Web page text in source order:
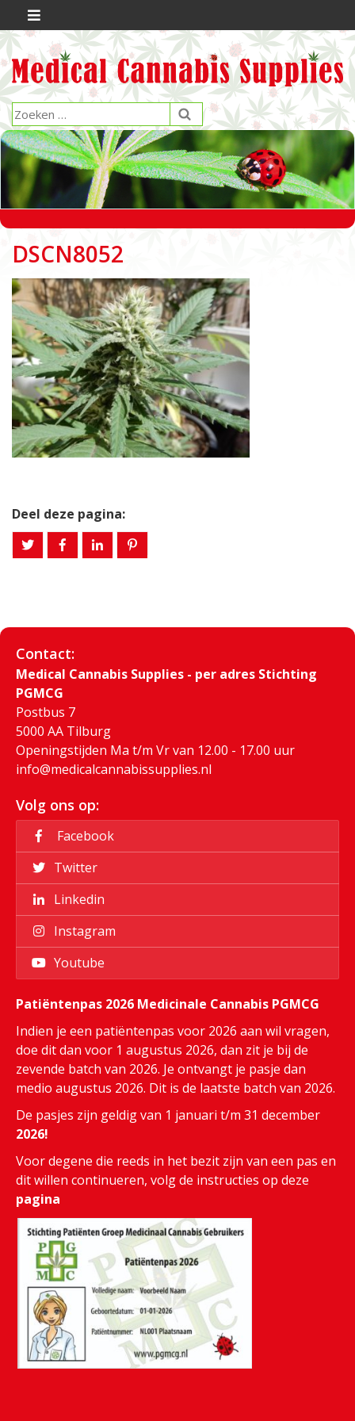
DSCN8052
Deel deze pagina:
Contact:
Medical Cannabis Supplies - per adres Stichting
PGMCG
Postbus 7
5000 AA Tilburg
Openingstijden Ma t/m Vr van 12.00 - 17.00 uur
info@medicalcannabissupplies.nl
Volg ons op:
Facebook
Twitter
Linkedin
Instagram
Youtube
Patiëntenpas 2026 Medicinale Cannabis PGMCG
Indien je een patiëntenpas voor 2026 aan wil vragen,
doe dit dan voor 1 augustus 2026, dan zit je bij de
zevende batch van 2026. Je ontvangt je pasje dan
medio augustus 2026. Dit is de laatste batch van 2026.
De pasjes zijn geldig van 1 januari t/m 31 december
2026!
Voor degene die reeds in het bezit zijn van een pas en
dit willen continueren, volg de instructies op deze
pagina